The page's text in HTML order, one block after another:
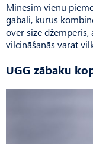
Minēsim vienu
gabali, kurus
over size džemperis,
vilcināšanās varat
UGG zābaku